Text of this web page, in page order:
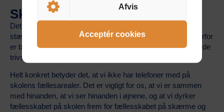
Acceptér cookies
Afvis
Skærme og sociale medier
Det vores erfaring, at fællesskabet på efterskolen bliver
stærkere, når telefoner og andre skærme fylder mindre. Derfor
er brugen af skærme også en del af sundhedspolitikken og de
trivselsfremmende indsatser på Efterskolen PLAY.
Helt konkret betyder det, at vi ikke har telefoner med på
skolens fællesarealer. Det er vigtigt for os, at vi er sammen
med hinanden, at vi ser hinanden i øjnene, og at vi dyrker
fællesskabet på skolen frem for fællesskabet på skærme og